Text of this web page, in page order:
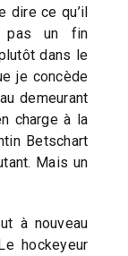
dire ce qu’il
pas un fin
dans le
je concède
demeurant
charge à la
Betschart
Mais un
à nouveau
hockeyeur